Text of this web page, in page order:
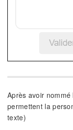
Après avoir
permettent la
texte)